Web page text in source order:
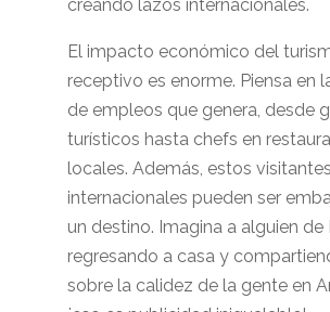
creando lazos internacionales.
El impacto económico del
receptivo es enorme. Piensa en
de empleos que genera, desde
turísticos hasta chefs en
locales. Además, estos visitantes
internacionales pueden ser
un destino. Imagina a alguien de
regresando a casa y
sobre la calidez de la gente en